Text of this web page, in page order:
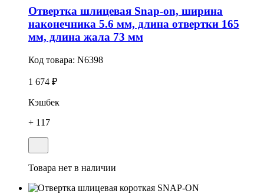
Отвеpтка шлицевая Snap-on, ширина
наконечника 5.6 мм, длина отвертки 165
мм, длина жала 73 мм
Код товара: N6398
1 674 ₽
Кэшбек
+ 117
Товара нет в наличии